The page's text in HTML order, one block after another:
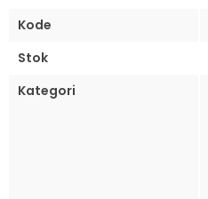
Kode
Stok
Kategori